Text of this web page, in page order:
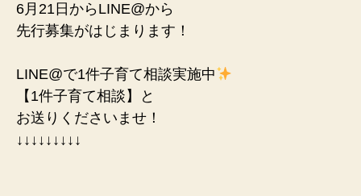
6月21日からLINE@から
先行募集がはじまります！
LINE@で1件子育て相談実施中
【1件子育て相談】と
お送りくださいませ！
↓↓↓↓↓↓↓↓↓